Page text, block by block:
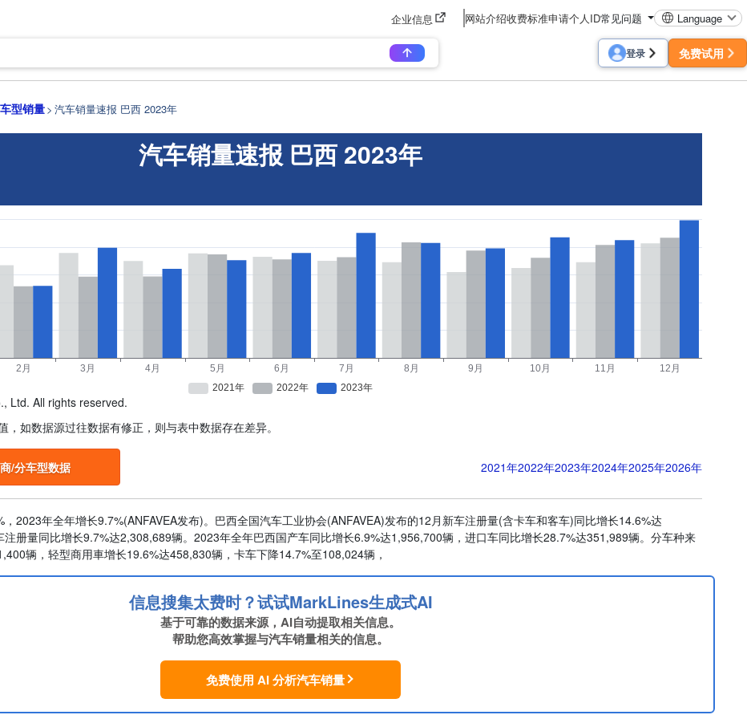
企业信息 网站介绍收费标准申请个人ID常见问题 Language
登录 免费试用
型销量 汽车销量速报 巴西 2023年
汽车销量速报 巴西 2023年
Ltd. All rights reserved.
，如数据源过往数据有修正，则与表中数据存在差异。
/分车型数据 2021年2022年2023年2024年2025年2026年
2023年全年增长9.7%(ANFAVEA发布)。巴西全国汽车工业协会(ANFAVEA)发布的12月新车注册量(含卡车和客车)同比增长14.6%达
册量同比增长9.7%达2,308,689辆。2023年全年巴西国产车同比增长6.9%达1,956,700辆，进口车同比增长28.7%达351,989辆。分车种来
辆，轻型商用車增长19.6%达458,830辆，卡车下降14.7%至108,024辆，
信息搜集太费时？试试MarkLines生成式AI
基于可靠的数据来源，AI自动提取相关信息。
帮助您高效掌握与汽车销量相关的信息。
免费使用 AI 分析汽车销量